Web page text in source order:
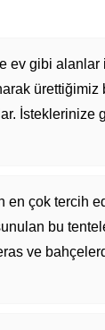
ev gibi alanlar
ürettiğimiz
İsteklerinize
en çok tercih
bu
ve